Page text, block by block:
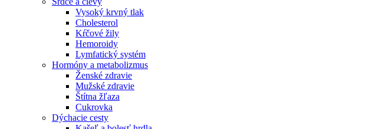
Vysoký krvný tlak
Cholesterol
Kŕčové žily
Hemoroidy
Lymfatický systém
Hormóny a metabolizmus
Ženské zdravie
Mužské zdravie
Štítna žľaza
Cukrovka
Dýchacie cesty